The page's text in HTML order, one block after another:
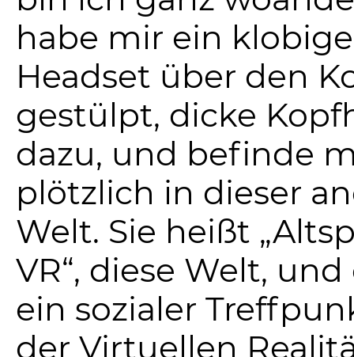
habe mir ein
Headset über den
gestülpt, dicke
dazu, und befinde
plötzlich in dieser
Welt. Sie heißt
VR“, diese Welt, und
ein sozialer
der Virtuellen